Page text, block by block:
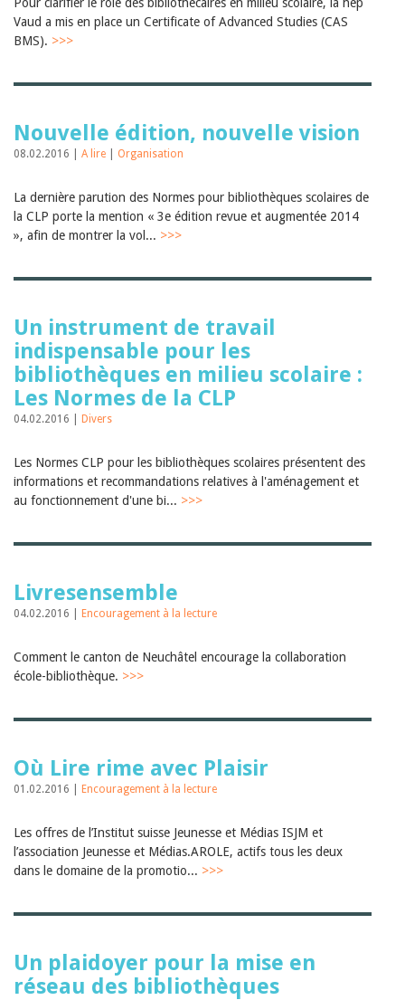
Vaud a mis en place un Certificate of Advanced Studies (CAS
BMS). >>>
Nouvelle édition, nouvelle vision
08.02.2016 | A lire Organisation
La dernière parution des Normes pour bibliothèques scolaires de
la CLP porte la mention « 3e édition revue et augmentée 2014
», afin de montrer la vol... >>>
Un instrument de travail
indispensable pour les
bibliothèques en milieu scolaire :
Les Normes de la CLP
04.02.2016 | Divers
Les Normes CLP pour les bibliothèques scolaires présentent des
informations et recommandations relatives à l'aménagement et
au fonctionnement d'une bi... >>>
Livresensemble
04.02.2016 | Encouragement à la lecture
Comment le canton de Neuchâtel encourage la collaboration
école-bibliothèque. >>>
Où Lire rime avec Plaisir
01.02.2016 | Encouragement à la lecture
Les offres de l’Institut suisse Jeunesse et Médias ISJM et
l’association Jeunesse et Médias.AROLE, actifs tous les deux
dans le domaine de la promotio... >>>
Un plaidoyer pour la mise en
réseau des bibliothèques